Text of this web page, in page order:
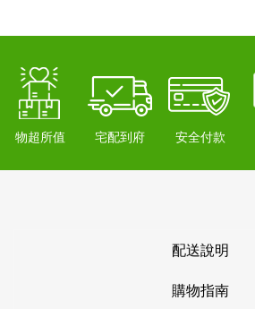
物超所值 宅配到府 安全付款
配送說明
購物指南